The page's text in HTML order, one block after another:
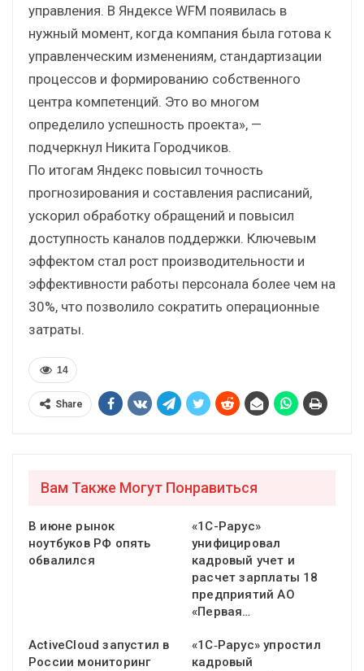
управления. В Яндексе WFM появилась в
нужный момент, когда компания была готова к
управленческим изменениям, стандартизации
процессов и формированию собственного
центра компетенций. Это во многом
определило успешность проекта», —
подчеркнул Никита Городчиков.
По итогам Яндекс повысил точность
прогнозирования и составления расписаний,
ускорил обработку обращений и повысил
доступность каналов поддержки. Ключевым
эффектом стал рост производительности и
эффективности работы персонала более чем на
30%, что позволило сократить операционные
затраты.
14
Share
Вам Также Могут Понравиться
В июне рынок
ноутбуков РФ опять
обвалился
«1С-Рарус»
унифицировал
кадровый учет и
расчет зарплаты 18
предприятий АО
«Первая…
ActiveCloud запустил в
России мониторинг
«1С‑Рарус» упростил
кадровый